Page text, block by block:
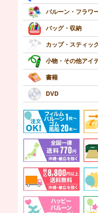
バルーン・フラワ
バッグ・収納
カップ・スティッ
小物・その他アイ
書籍
DVD